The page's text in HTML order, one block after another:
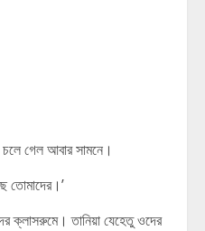
চলে গেল আবার সামনে।
তোমাদের।’
ক্লাসরুমে। তানিয়া যেহেতু ওদের